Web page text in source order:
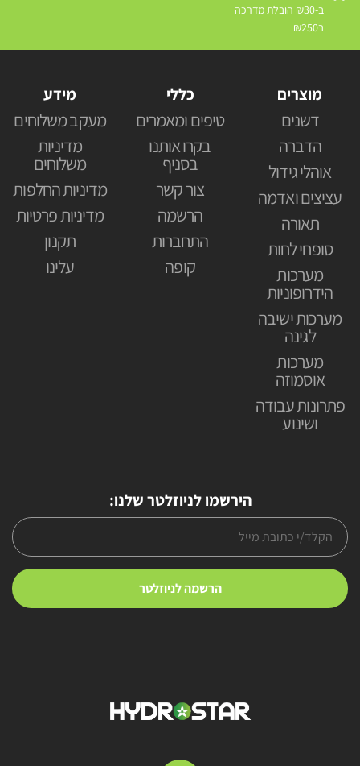
ב-₪30 הובלת מדרכה
ב₪250
מוצרים
דשנים
הדברה
אוהלי גידול
עציצים ואדמה
תאורה
סופחי לחות
מערכות
הידרופוניות
מערכות ישיבה
לגינה
מערכות
אוסמוזה
פתרונות עבודה
ושינוע
כללי
טיפים ומאמרים
בקרו אותנו
בסניף
צור קשר
הרשמה
התחברות
קופה
מידע
מעקב משלוחים
מדיניות
משלוחים
מדיניות החלפות
מדיניות פרטיות
תקנון
עלינו
הירשמו לניוזלטר שלנו: